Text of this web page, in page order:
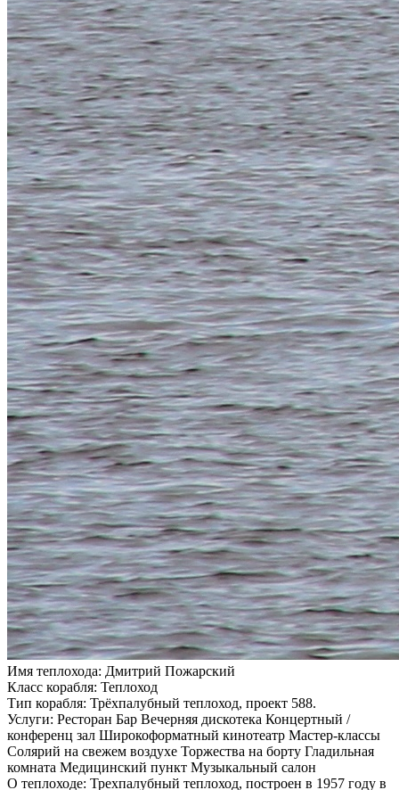
Имя теплохода: Дмитрий Пожарский
Класс корабля: Теплоход
Тип корабля: Трёхпалубный теплоход, проект 588.
Услуги: Ресторан Бар Вечерняя дискотека Концертный /
конференц зал Широкоформатный кинотеатр Мастер-классы
Солярий на свежем воздухе Торжества на борту Гладильная
комната Медицинский пункт Музыкальный салон
О теплоходе: Трехпалубный теплоход, построен в 1957 году в